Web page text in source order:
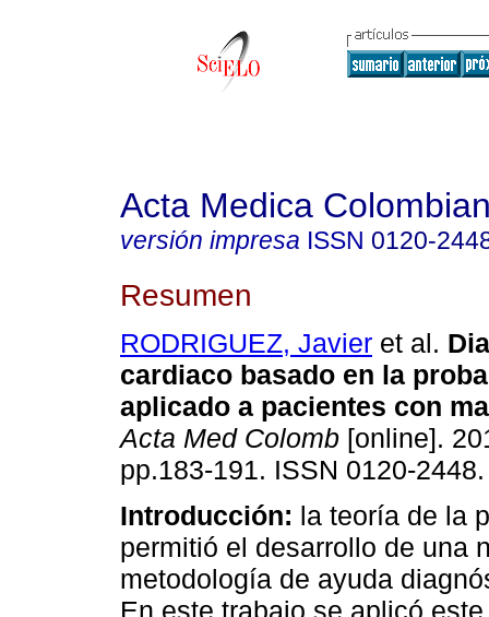
Acta Medica
versión impresa ISSN 0120-
Resumen
RODRIGUEZ, Javier et al.
cardiaco basado en la
aplicado a pacientes con
Acta Med Colomb [online].
pp.183-191. ISSN 0120-2448.
Introducción: la teoría de la
permitió el desarrollo de una
metodología de ayuda
En este trabajo se aplicó